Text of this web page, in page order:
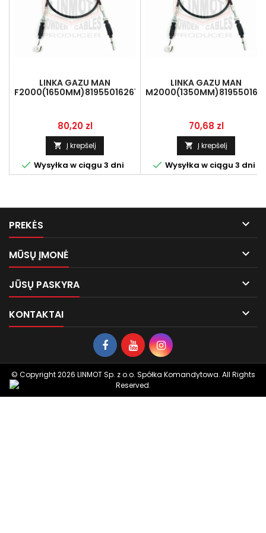
LINKA GAZU MAN
F2000(1650MM)81955016261
Kaina
80,20 zl
 Į krepšelį
 Wysyłka w ciągu 3 dni
LINKA GAZU MAN
Kaina
70,68 zl
 Į krepšelį
 Wysyłka w ciągu 3 dni
PREKĖS 
MŪSŲ ĮMONĖ 
JŪSŲ PASKYRA 
KONTAKTAI 
© Copyright 2026 LINMOT Sp. z o.o. Spółka Komandytowa. All Rights
Reserved.